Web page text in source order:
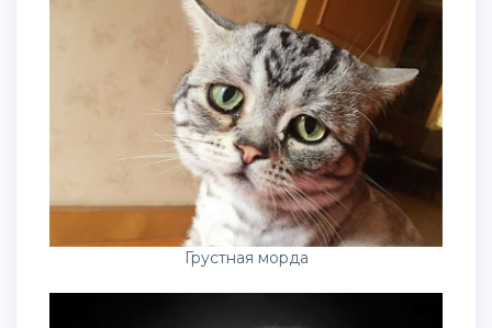
Грустная морда